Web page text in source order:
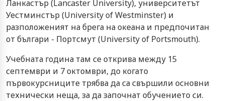
Ланкастър (Lancaster University), университетът
Уестминстър (University of Westminster) и
разположеният на брега на океана и предпочитан
от българи - Портсмут (University of Portsmouth).
Учебната година там се открива между 15
септември и 7 октомври, до когато
първокурсниците трябва да са свършили основни
технически неща, за да започнат обучението си.